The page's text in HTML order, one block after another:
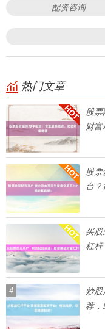
配资咨询
热门文章
股
财
股
台？
买股票怎么
杠杆
4
炒
荐，